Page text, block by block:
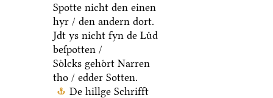
Spotte nicht den einen
hyr / den andern dort.
Jdt ys nicht fyn de Luͤd
beſpotten /
Soͤlcks gehoͤrt Narren
tho / edder Sotten.
De hillge Schrifft